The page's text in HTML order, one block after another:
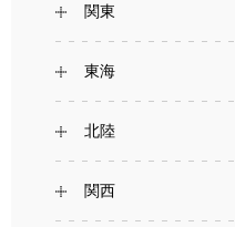
関東
東海
北陸
関西